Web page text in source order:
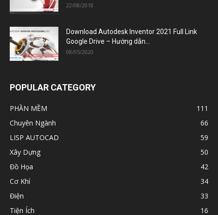
22/08/2018
Download Autodesk Inventor 2021 Full Link
Google Drive – Hướng dẫn...
08/05/2020
POPULAR CATEGORY
PHẦN MỀM
111
Chuyên Ngành
66
LISP AUTOCAD
59
Xây Dựng
50
Đồ Họa
42
Cơ Khí
34
Điện
33
Tiện Ích
16